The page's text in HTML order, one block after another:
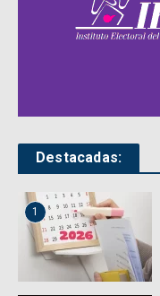
Destacadas:
1